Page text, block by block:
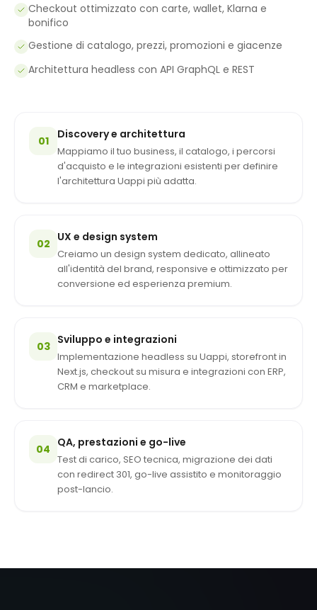
Checkout ottimizzato con carte, wallet, Klarna e
bonifico
Gestione di catalogo, prezzi, promozioni e giacenze
Architettura headless con API GraphQL e REST
01 Discovery e architettura
Mappiamo il tuo business, il catalogo, i percorsi
d'acquisto e le integrazioni esistenti per definire
l'architettura Uappi più adatta.
02 UX e design system
Creiamo un design system dedicato, allineato
all'identità del brand, responsive e ottimizzato per
conversione ed esperienza premium.
03 Sviluppo e integrazioni
Implementazione headless su Uappi, storefront in
Next.js, checkout su misura e integrazioni con ERP,
CRM e marketplace.
04 QA, prestazioni e go-live
Test di carico, SEO tecnica, migrazione dei dati
con redirect 301, go-live assistito e monitoraggio
post-lancio.